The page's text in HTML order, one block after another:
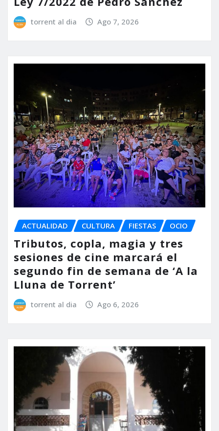
torrent al dia Ago 7, 2026
ACTUALIDAD CULTURA FIESTAS OCIO
Tributos, copla, magia y tres
sesiones de cine marcará el
segundo fin de semana de ‘A la
Lluna de Torrent’
torrent al dia Ago 6, 2026